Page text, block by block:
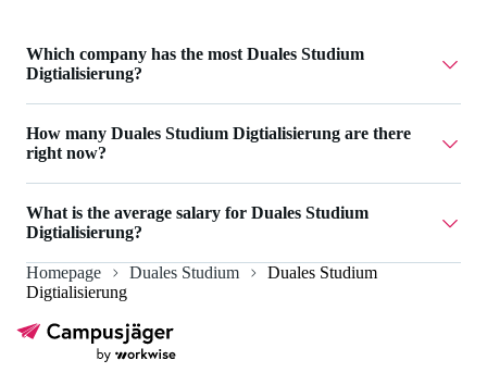
Which company has the most Duales Studium
Digtialisierung?
Duales Studium Digtialisierung.
How many Duales Studium Digtialisierung are there
right now?
What is the average salary for Duales Studium
Digtialisierung?
The average salary for Duales Studium Digtialisierung is
2.500 €.
Homepage Duales Studium
Duales Studium
Digtialisierung